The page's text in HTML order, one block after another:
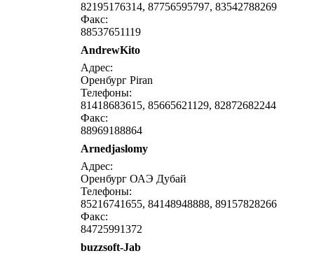
82195176314, 87756595797, 83542788269
Факс:
88537651119
AndrewKito
Адрес:
Оренбург Piran
Телефоны:
81418683615, 85665621129, 82872682244
Факс:
88969188864
Arnedjaslomy
Адрес:
Оренбург ОАЭ Дубай
Телефоны:
85216741655, 84148948888, 89157828266
Факс:
84725991372
buzzsoft-Jab